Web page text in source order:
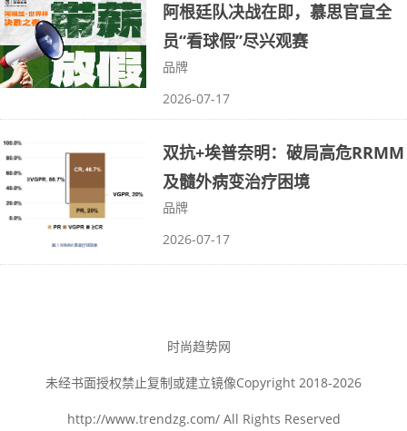
阿根廷队决战在即，慕思官宣全
员“看球假”尽兴观赛
品牌
2026-07-17
双抗+埃普奈明：破局高危RRMM
及髓外病变治疗困境
品牌
2026-07-17
时尚趋势网
未经书面授权禁止复制或建立镜像Copyright 2018-2026
http://www.trendzg.com/ All Rights Reserved